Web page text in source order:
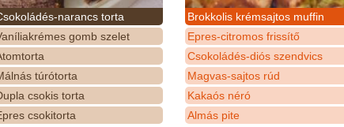
narancs torta
gomb szelet
túrótorta
csokis torta
csokitorta
Brokkolis krémsajtos muffin
Epres-citromos frissítő
Csokoládés-diós szendvics
Magvas-sajtos rúd
Kakaós néró
Almás pite